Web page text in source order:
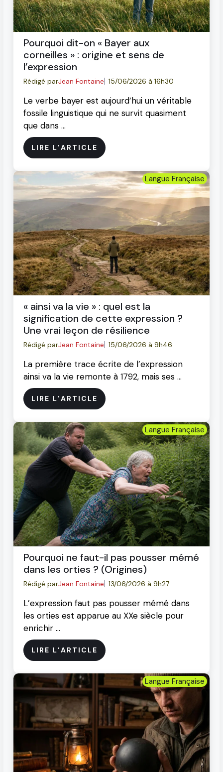
Pourquoi dit-on « Bayer aux
corneilles » : origine et sens de
l’expression
Rédigé parJean Fontaine 15/06/2026 à 16h30
Le verbe bayer est aujourd’hui un véritable
fossile linguistique qui ne survit quasiment
que dans …
LIRE L’ARTICLE
Langue Française
« ainsi va la vie » : quel est la
signification de cette expression ?
Une vrai leçon de résilience
Rédigé parJean Fontaine 15/06/2026 à 9h46
La première trace écrite de l’expression
ainsi va la vie remonte à 1792, mais ses …
LIRE L’ARTICLE
Langue Française
Pourquoi ne faut-il pas pousser mémé
dans les orties ? (Origines)
Rédigé parJean Fontaine 13/06/2026 à 9h27
L’expression faut pas pousser mémé dans
les orties est apparue au XXe siècle pour
enrichir …
LIRE L’ARTICLE
Langue Française